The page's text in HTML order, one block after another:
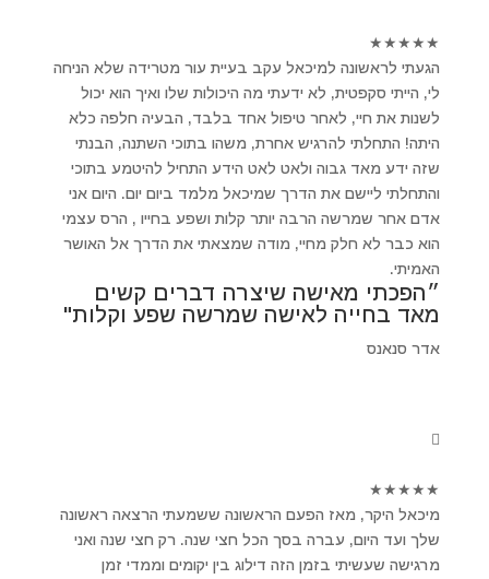
★
★
★
★
★
הגעתי לראשונה למיכאל עקב בעיית עור מטרידה שלא הניחה
לי, הייתי סקפטית, לא ידעתי מה היכולות שלו ואיך הוא יכול
לשנות את חיי, לאחר טיפול אחד בלבד, הבעיה חלפה כלא
היתה! התחלתי להרגיש אחרת, משהו בתוכי השתנה, הבנתי
שזה ידע מאד גבוה ולאט לאט הידע התחיל להיטמע בתוכי
והתחלתי ליישם את הדרך שמיכאל מלמד ביום יום. היום אני
אדם אחר שמרשה הרבה יותר קלות ושפע בחייו , הרס עצמי
הוא כבר לא חלק מחיי, מודה שמצאתי את הדרך אל האושר
האמיתי.
״הפכתי מאישה שיצרה דברים קשים
מאד בחייה לאישה שמרשה שפע וקלות"
אדר סנאנס
★
★
★
★
★
מיכאל היקר, מאז הפעם הראשונה ששמעתי הרצאה ראשונה
שלך ועד היום, עברה בסך הכל חצי שנה. רק חצי שנה ואני
מרגישה שעשיתי בזמן הזה דילוג בין יקומים וממדי זמן